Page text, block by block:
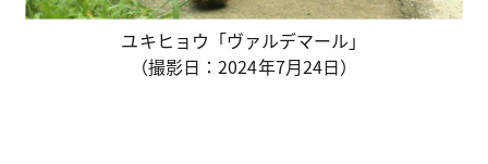
ユキヒョウ「ヴァルデマール」
（撮影日：2024年7月24日）